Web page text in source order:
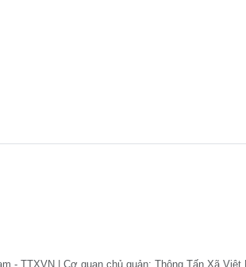
- TTXVN | Cơ quan chủ quản: Thông Tấn Xã